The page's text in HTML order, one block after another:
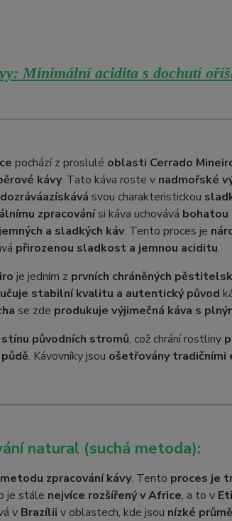
Minimální acidita s dochutí
pochází z proslulé oblasti Cerrado
kávy. Tato káva roste v nadmořské
azískává svou charakteristickou
zpracovánísi káva uchovává bohatou
a sladkých káv. Tento proces je
přirozenou sladkost a jemnou aciditu.
je jedním z prvních chráněných
stabilní kvalitu a autentický původ
se zde produkuje výjimečná káva s
původních stromů, což chrání rostliny
. Kávovníky jsou ošetřovány
natural (suchá metoda):
zpracování kávy. Tento proces je
je stále nejvíce rozšířený v Africe, a to v
v Brazílii v oblastech, kde jsou nízké